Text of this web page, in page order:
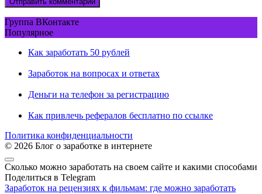
Группа ВКонтакте
Популярное
Как заработать 50 рублей
Заработок на вопросах и ответах
Деньги на телефон за регистрацию
Как привлечь рефералов бесплатно по ссылке
Политика конфиденциальности
© 2026 Блог о заработке в интернете
Сколько можно заработать на своем сайте и какими способами
Поделиться в Telegram
Заработок на рецензиях к фильмам: где можно заработать